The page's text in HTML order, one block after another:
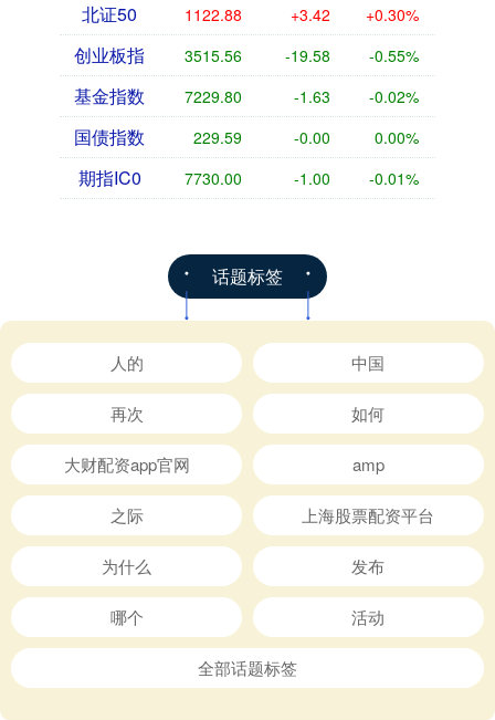
北证50 1122.88 +3.42 +0.30%
创业板指 3515.56 -19.58 -0.55%
基金指数 7229.80 -1.63 -0.02%
国债指数 229.59 -0.00 0.00%
期指IC0 7730.00 -1.00 -0.01%
话题标签
人的 中国
再次 如何
大财配资app官网 amp
之际 上海股票配资平台
为什么 发布
哪个 活动
全部话题标签